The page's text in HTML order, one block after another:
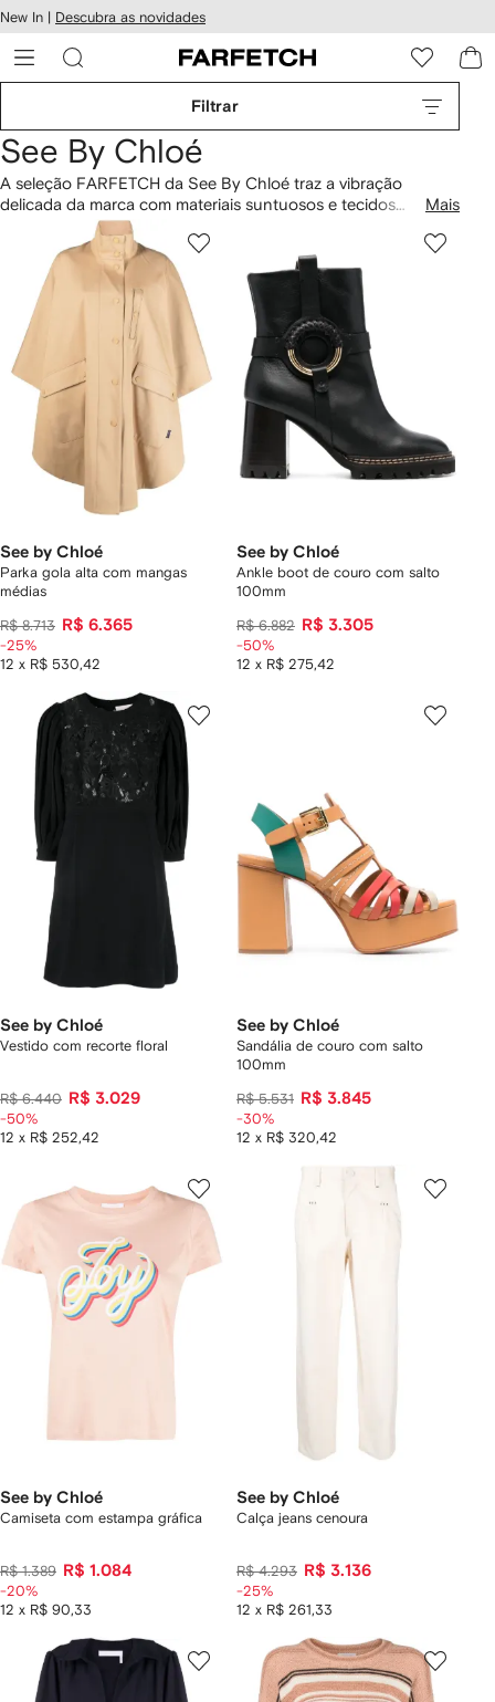
o
New In | Descubra as novidades
Filtrar
See By Chloé
A seleção FARFETCH da See By Chloé traz a vibração
delicada da marca com materiais suntuosos e tecidos
naturais. Adote a estética elegante da grife com peças
minimalistas sutis ou invista em modelos com detalhes
irreverentes. De lindas blusas de bordado inglês a botas de
couro em tons ricos, espere por peças básicas de guarda-
roupa com uma sensibilidade parisiense distinta. Conheça
também a moda
Chloé online na FARFETCH.
Mais
See by Chloé
Parka gola alta com mangas
médias
R$ 8.713 R$ 6.365
12 x R$ 530,42
-25%
See by Chloé
Ankle boot de couro com salto
100mm
R$ 6.882 R$ 3.305
12 x R$ 275,42
-50%
See by Chloé
Vestido com recorte floral
R$ 6.440 R$ 3.029
12 x R$ 252,42
-50%
See by Chloé
Sandália de couro com salto
100mm
R$ 5.531 R$ 3.845
12 x R$ 320,42
-30%
See by Chloé
Camiseta com estampa gráfica
R$ 1.389 R$ 1.084
12 x R$ 90,33
-20%
See by Chloé
Calça jeans cenoura
R$ 4.293 R$ 3.136
12 x R$ 261,33
-25%